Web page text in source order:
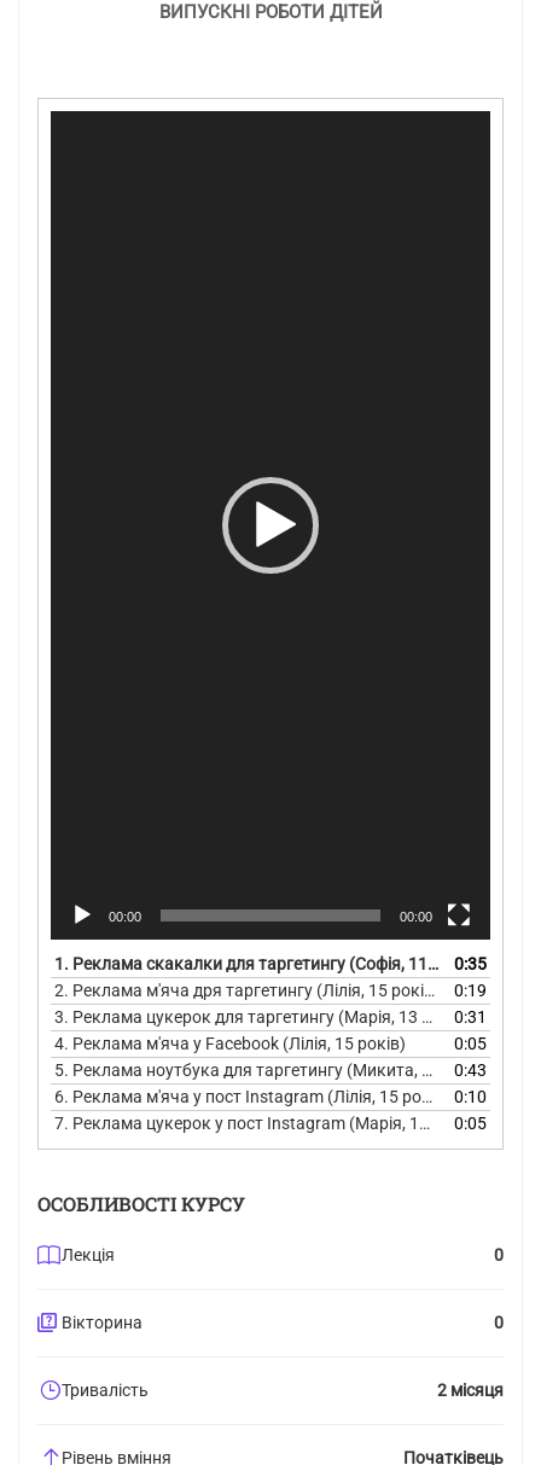
ВИПУСКНІ РОБОТИ ДІТЕЙ
00:00 00:00
1. Реклама скакалки для таргетингу (Софія, 11 років)
0:35
2. Реклама м'яча дря таргетингу (Лілія, 15 років)
0:19
3. Реклама цукерок для таргетингу (Марія, 13 років)
0:31
4. Реклама м'яча у Facebook (Лілія, 15 років)
0:05
5. Реклама ноутбука для таргетингу (Микита, 12 років)
0:43
6. Реклама м'яча у пост Instagram (Лілія, 15 років)
0:10
7. Реклама цукерок у пост Instagram (Марія, 13 років) 0:05
ОСОБЛИВОСТІ КУРСУ
Лекція 0
Вікторина 0
Тривалість 2 місяця
Рівень вміння Початківець